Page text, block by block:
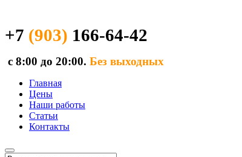
+7 (903) 166-64-42
с 8:00 до 20:00. Без выходных
Главная
Цены
Наши работы
Статьи
Контакты